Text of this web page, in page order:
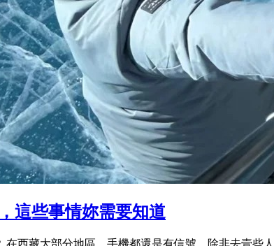
這些事情妳需要知道
在西藏大部分地區，手機都還是有信號，除非去壹些